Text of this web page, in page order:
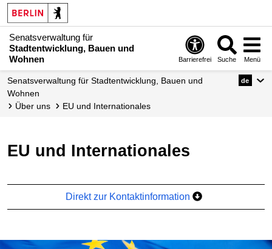
Senatsverwaltung für
Stadtentwicklung, Bauen und
Wohnen
Barrierefrei Suche Menü
Senats­verwaltung für Stadtentwicklung, Bauen und
Wohnen
Über uns
EU und Internationales
de
EU und Internationales
Direkt zur Kontaktinformation